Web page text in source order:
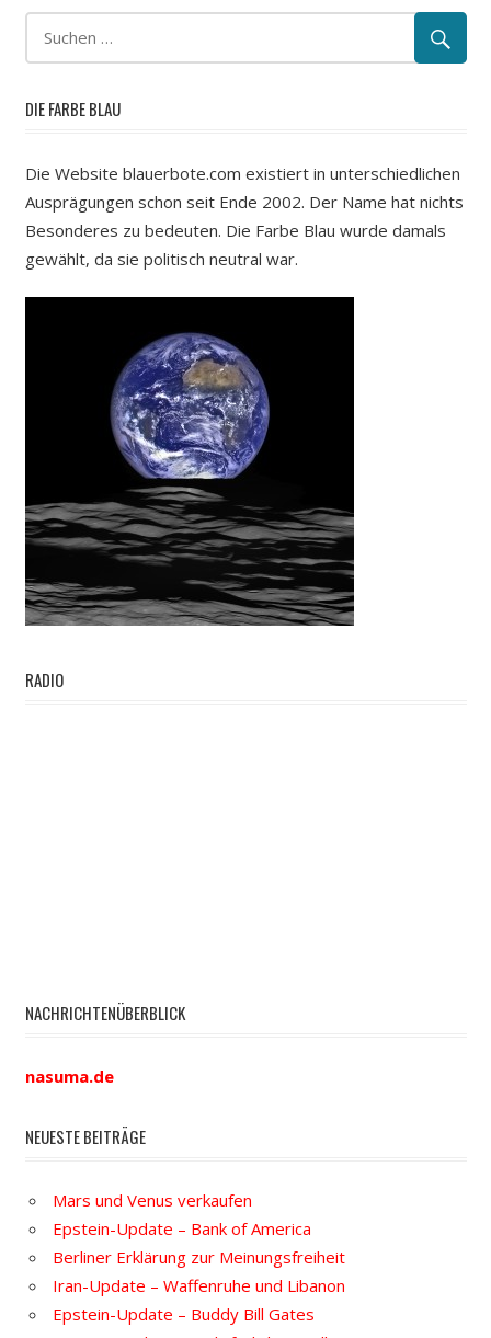
DIE FARBE BLAU
Die Website blauerbote.com existiert in unterschiedlichen
Ausprägungen schon seit Ende 2002. Der Name hat nichts
Besonderes zu bedeuten. Die Farbe Blau wurde damals
gewählt, da sie politisch neutral war.
RADIO
NACHRICHTENÜBERBLICK
nasuma.de
NEUESTE BEITRÄGE
Mars und Venus verkaufen
Epstein-Update – Bank of America
Berliner Erklärung zur Meinungsfreiheit
Iran-Update – Waffenruhe und Libanon
Epstein-Update – Buddy Bill Gates